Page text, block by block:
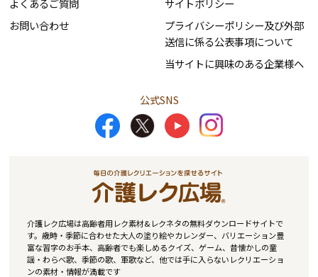
よくあるご質問
お問い合わせ
サイトポリシー
プライバシーポリシー及び外部
送信に係る公表事項について
当サイトに興味のある企業様へ
公式SNS
介護レク広場は高齢者用レク素材&レクネタの無料ダウンロードサイトで
す。歳時・季節に合わせた大人の塗り絵やカレンダー、バリエーション豊
富な習字のお手本、高齢者でも楽しめるクイズ、ゲーム、昔懐かしの童
謡・わらべ歌、季節の歌、軍歌など、他では手に入らないレクリエーショ
ンの素材・情報が満載です